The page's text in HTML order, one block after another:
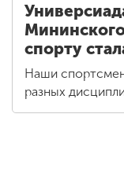
спорту
Наши
разных